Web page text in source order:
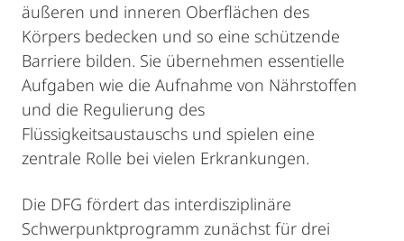
äußeren und inneren Oberflächen des
Körpers bedecken und so eine schützende
Barriere bilden. Sie übernehmen essentielle
Aufgaben wie die Aufnahme von Nährstoffen
und die Regulierung des
Flüssigkeitsaustauschs und spielen eine
zentrale Rolle bei vielen Erkrankungen.
Die DFG fördert das interdisziplinäre
Schwerpunktprogramm zunächst für drei